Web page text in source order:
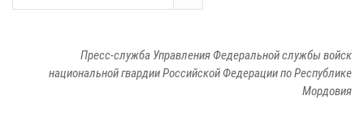
Пресс-служба Управления Федеральной службы войск
национальной гвардии Российской Федерации по Республике
Мордовия